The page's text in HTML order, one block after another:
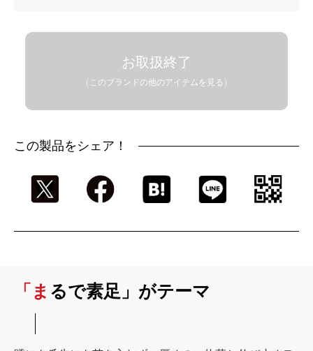
お取扱終了
（このブランドの他のアイテムを見る）
この製品をシェア！
「まるで素足」がテーマ